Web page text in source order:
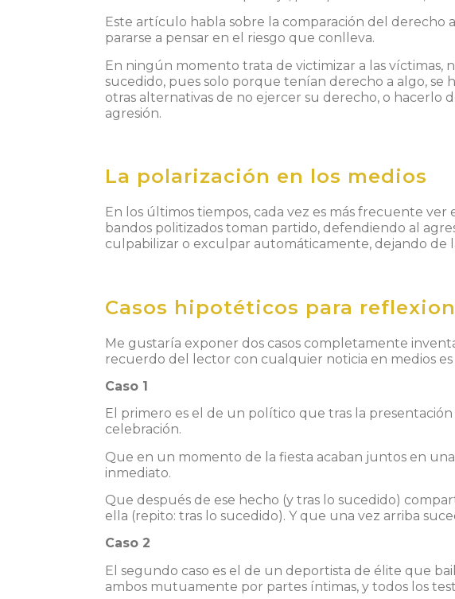
Este artículo habla sobre la comparación del derecho
pararse a pensar en el riesgo que conlleva.
En ningún momento trata de victimizar a las víctimas,
sucedido, pues solo porque tenían derecho a algo, se
otras alternativas de no ejercer su derecho, o
agresión.
La polarización en los medios
En los últimos tiempos, cada vez es más frecuente ver
bandos politizados toman partido, defendiendo al
culpabilizar o exculpar automáticamente, dejando de
Casos hipotéticos para
Me gustaría exponer dos casos completamente
recuerdo del lector con cualquier noticia en medios
Caso 1
El primero es el de un político que tras la
celebración.
Que en un momento de la fiesta acaban juntos en
inmediato.
Que después de ese hecho (y tras lo sucedido)
ella (repito: tras lo sucedido). Y que una vez arriba
Caso 2
El segundo caso es el de un deportista de élite que
ambos mutuamente por partes íntimas, y todos los